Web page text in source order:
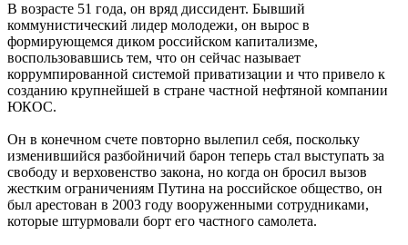
В возрасте 51 года, он вряд диссидент. Бывший
коммунистический лидер молодежи, он вырос в
формирующемся диком российском капитализме,
воспользовавшись тем, что он сейчас называет
коррумпированной системой приватизации и что привело к
созданию крупнейшей в стране частной нефтяной компании
ЮКОС.
Он в конечном счете повторно вылепил себя, поскольку
изменившийся разбойничий барон теперь стал выступать за
свободу и верховенство закона, но когда он бросил вызов
жестким ограничениям Путина на российское общество, он
был арестован в 2003 году вооруженными сотрудниками,
которые штурмовали борт его частного самолета.